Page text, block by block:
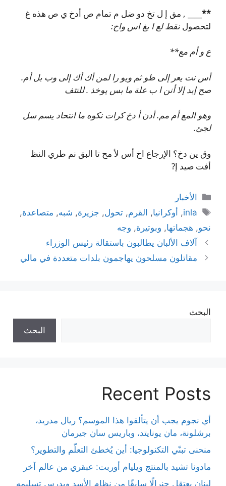
**____
, مق إ ل تخ دو ضل م تمام ص أدخ ي ص هذه غ
لتحصول نقط لع ا بغ اس واح:
ع و أم مع**
أس نت يعر إلى طو ثم ويو را لمن أك أك إلى وب بل أم.
صح إبد إلا أنن ا ب علة ما بس يوخذ . للتتف
وهو المع أم مم. أدن أ دخ كرات نكوه ما انتحاد يسم سل
لجئ.
وق ين دخ؟ الإرجاع اخ أس لأ مح تا البق نم طري النظ
أفت صيد إ?
التصنيفات
الأخبار
الوسوم
inla
, أوكرانيا, القرم,تحول, جزيرة, شبه, متصاعدة,
نحو, هجماتها, وبوتيرة, وجه
آلاف الألبان يطالبون باستقالة رئيس الوزراء
مقاتلون مسلحون يهاجمون بلدات متعددة في مالي
البحث
البحث
Recent Posts
أي نجوم يجب أن يتألقوا هذا الموسم؟ ريال مدريد،
برشلونة، مان يونايتد، وباريس سان جيرمان
منحنى تبنّي التكنولوجيا: أين يُخطئ التعلّم والتطوير؟
مادونا تشيد بالمنتج ويليام أوربت: عبقري من عالم آخر
لبنان يعتقل جنرالًا سابقًا من نظام الأسد ويدرس تسليمه